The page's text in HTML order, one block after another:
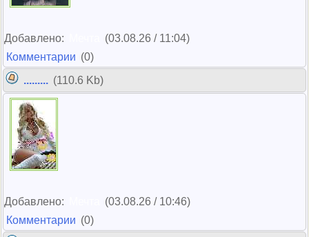
Добавлено:
(03.08.26 / 11:04)
Комментарии (0)
......... (110.6 Kb)
Добавлено:
(03.08.26 / 10:46)
Комментарии (0)